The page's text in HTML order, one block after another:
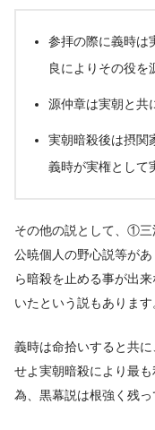
参拝の際に義時は
良によりその役を
源仲章は実朝と共
実朝暗殺後は摂関
義時が実権として
その他の説として、①
公暁個人の野心説等が
ら暗殺を止める事が出
いたという説もあります
義時は命拾いすると共
せよ実朝暗殺により最
為、黒幕説は根強く残っ